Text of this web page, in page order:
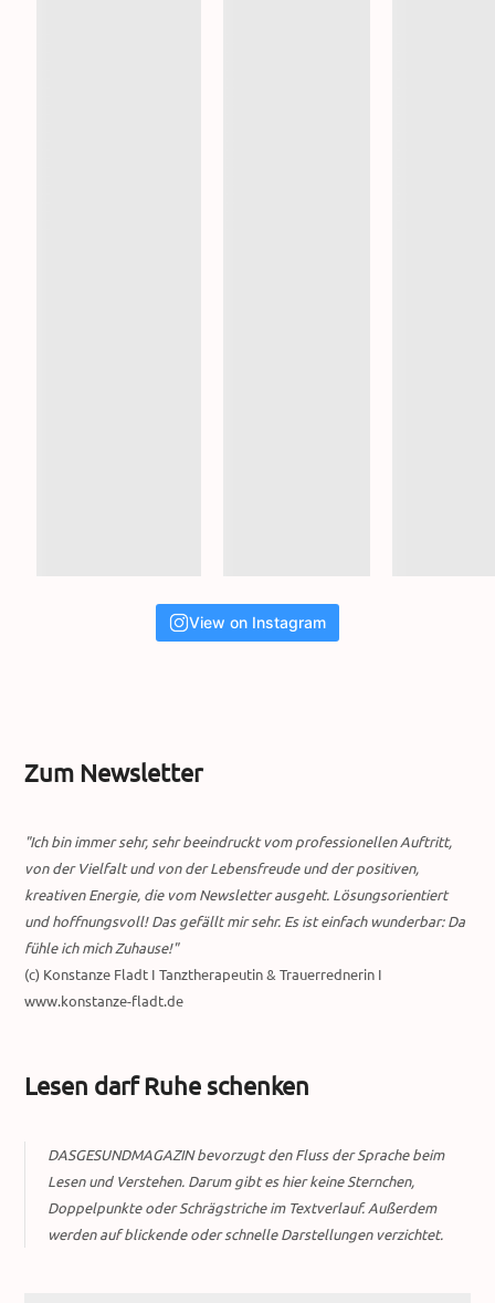
View on Instagram
Zum Newsletter
"Ich bin immer sehr, sehr beeindruckt vom professionellen Auftritt,
von der Vielfalt und von der Lebensfreude und der positiven,
kreativen Energie, die vom Newsletter ausgeht. Lösungsorientiert
und hoffnungsvoll! Das gefällt mir sehr. Es ist einfach wunderbar: Da
fühle ich mich Zuhause!"
(c) Konstanze Fladt I Tanztherapeutin & Trauerrednerin I
www.konstanze-fladt.de
Lesen darf Ruhe schenken
DASGESUNDMAGAZIN bevorzugt den Fluss der Sprache beim
Lesen und Verstehen. Darum gibt es hier keine Sternchen,
Doppelpunkte oder Schrägstriche im Textverlauf. Außerdem
werden auf blickende oder schnelle Darstellungen verzichtet.